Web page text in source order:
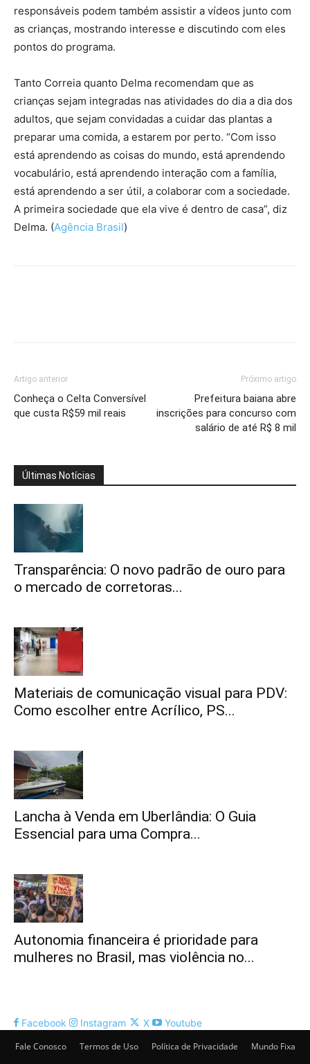
responsáveis podem também assistir a vídeos junto com
as crianças, mostrando interesse e discutindo com eles
pontos do programa.
Tanto Correia quanto Delma recomendam que as
crianças sejam integradas nas atividades do dia a dia dos
adultos, que sejam convidadas a cuidar das plantas a
preparar uma comida, a estarem por perto. “Com isso
está aprendendo as coisas do mundo, está aprendendo
vocabulário, está aprendendo interação com a família,
está aprendendo a ser útil, a colaborar com a sociedade.
A primeira sociedade que ela vive é dentro de casa”, diz
Delma. (Agência Brasil)
Artigo anterior
Conheça o Celta Conversível
que custa R$59 mil reais
Próximo artigo
Prefeitura baiana abre
inscrições para concurso com
salário de até R$ 8 mil
Últimas Notícias
Transparência: O novo padrão de ouro para
o mercado de corretoras...
Materiais de comunicação visual para PDV:
Como escolher entre Acrílico, PS...
Lancha à Venda em Uberlândia: O Guia
Essencial para uma Compra...
Autonomia financeira é prioridade para
mulheres no Brasil, mas violência no...
Facebook Instagram X
Youtube
Fale Conosco
Termos de Uso Política de Privacidade Mundo Fixa